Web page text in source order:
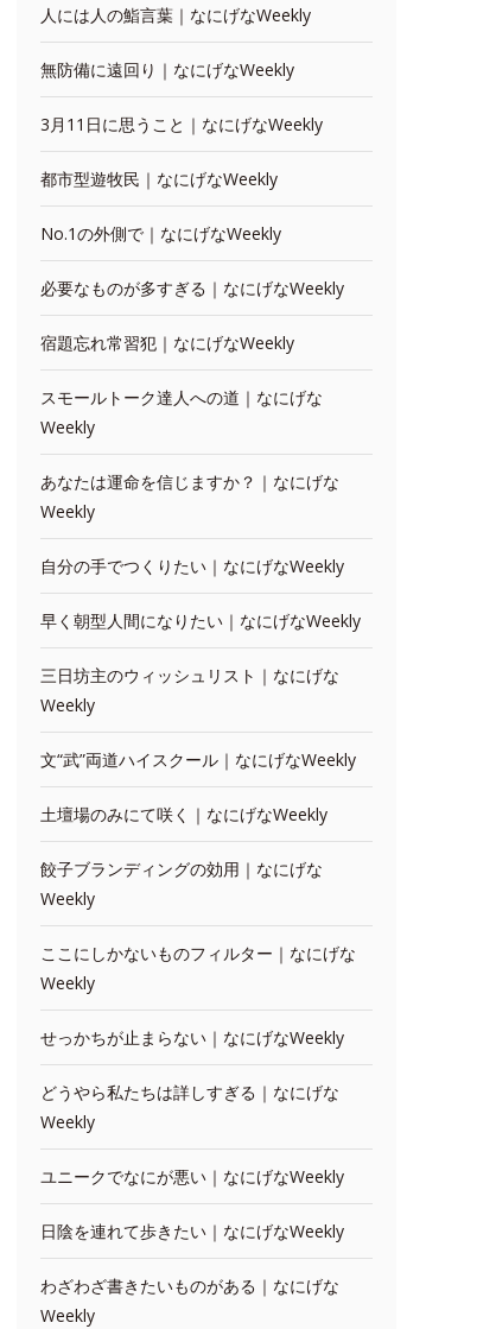
人には人の鮨言葉｜なにげなWeekly
無防備に遠回り｜なにげなWeekly
3月11日に思うこと｜なにげなWeekly
都市型遊牧民｜なにげなWeekly
No.1の外側で｜なにげなWeekly
必要なものが多すぎる｜なにげなWeekly
宿題忘れ常習犯｜なにげなWeekly
スモールトーク達人への道｜なにげな
Weekly
あなたは運命を信じますか？｜なにげな
Weekly
自分の手でつくりたい｜なにげなWeekly
早く朝型人間になりたい｜なにげなWeekly
三日坊主のウィッシュリスト｜なにげな
Weekly
文“武”両道ハイスクール｜なにげなWeekly
土壇場のみにて咲く｜なにげなWeekly
餃子ブランディングの効用｜なにげな
Weekly
ここにしかないものフィルター｜なにげな
Weekly
せっかちが止まらない｜なにげなWeekly
どうやら私たちは詳しすぎる｜なにげな
Weekly
ユニークでなにが悪い｜なにげなWeekly
日陰を連れて歩きたい｜なにげなWeekly
わざわざ書きたいものがある｜なにげな
Weekly